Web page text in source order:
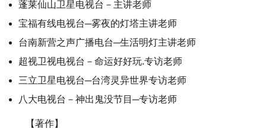
蓬莱仙山卫星电视台－主讲老师
宝福有线电视台─雾夜的灯塔主讲老师
台南新营之声广播电台─生活明灯主讲老师
超视卫视电视台－命运好好玩.专访老师
三立卫星电视台─台湾灵异世界专访老师
八大电视台－神出鬼没节目─专访老师
【著作】